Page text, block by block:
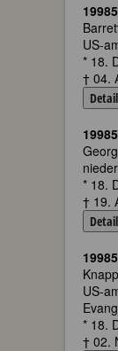
US-
* 18.
† 04.
* 18.
† 19.
Knapp
US-
* 18.
† 02.